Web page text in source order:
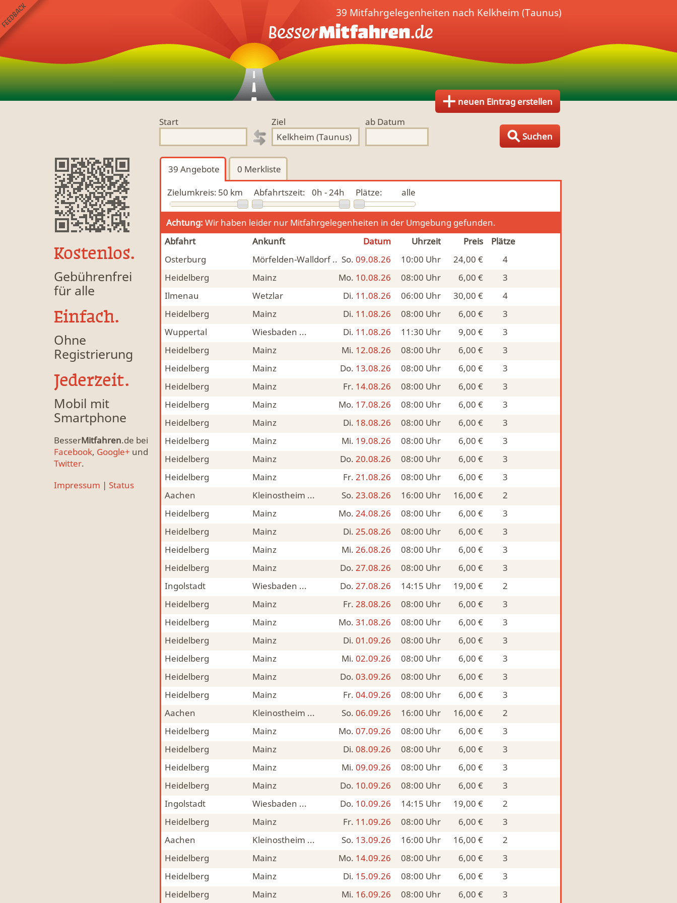
neuen Eintrag erstellen
Start
Ziel
ab Datum
Suchen
Kostenlos.
Gebührenfrei
für alle
Einfach.
Ohne
Registrierung
Jederzeit.
Mobil mit
Smartphone
BesserMitfahren.de bei
Facebook, Google+ und
Twitter.
Impressum | Status
39 Mitfahrgelegenheiten nach Kelkheim (Taunus)
39 Angebote 0 Merkliste
Zielumkreis: 50 km Abfahrtszeit: 0h - 24h Plätze: alle
Achtung: Wir haben leider nur Mitfahrgelegenheiten in der Umgebung gefunden.
Abfahrt
Ankunft Datum Uhrzeit Preis
Plätze
Osterburg
Mörfelden-Walldorf ... So. 09.08.26 10:00 Uhr 24,00 € 4
Mitfahrgelegenheit & Fahrgemeinschaft
MFG
Heidelberg
Mainz Mo. 10.08.26 08:00 Uhr 6,00 € 3
Mitfahrgelegenheit & Fahrgemeinschaft
MFG
Ilmenau
Wetzlar Di. 11.08.26 06:00 Uhr 30,00 € 4
Mitfahrgelegenheit & Fahrgemeinschaft
MFG
Heidelberg
Mainz Di. 11.08.26 08:00 Uhr 6,00 € 3
Mitfahrgelegenheit & Fahrgemeinschaft
MFG
Wuppertal
Wiesbaden ... Di. 11.08.26 11:30 Uhr 9,00 € 3
Mitfahrgelegenheit & Fahrgemeinschaft
MFG
Heidelberg
Mainz Mi. 12.08.26 08:00 Uhr 6,00 € 3
Mitfahrgelegenheit & Fahrgemeinschaft
MFG
Heidelberg
Mainz Do. 13.08.26 08:00 Uhr 6,00 € 3
Mitfahrgelegenheit & Fahrgemeinschaft
Heidelberg
Mainz Fr. 14.08.26 08:00 Uhr 6,00 € 3
Mitfahrgelegenheit & Fahrgemeinschaft
MFG
Heidelberg
Mainz Mo. 17.08.26 08:00 Uhr 6,00 € 3
Mitfahrgelegenheit & Fahrgemeinschaft
MFG
Heidelberg
Mainz Di. 18.08.26 08:00 Uhr 6,00 € 3
Mitfahrgelegenheit & Fahrgemeinschaft
MFG
Heidelberg
Mainz Mi. 19.08.26 08:00 Uhr 6,00 € 3
Mitfahrgelegenheit & Fahrgemeinschaft
MFG
Heidelberg
Mainz Do. 20.08.26 08:00 Uhr 6,00 € 3
Mitfahrgelegenheit & Fahrgemeinschaft
MFG
Heidelberg
Mainz Fr. 21.08.26 08:00 Uhr 6,00 € 3
Mitfahrgelegenheit & Fahrgemeinschaft
Aachen
Kleinostheim ... So. 23.08.26 16:00 Uhr 16,00 € 2
Mitfahrgelegenheit & Fahrgemeinschaft
Heidelberg
Mainz Mo. 24.08.26 08:00 Uhr 6,00 € 3
Mitfahrgelegenheit & Fahrgemeinschaft
Heidelberg
Mainz Di. 25.08.26 08:00 Uhr 6,00 € 3
Mitfahrgelegenheit & Fahrgemeinschaft
Heidelberg
Mainz Mi. 26.08.26 08:00 Uhr 6,00 € 3
Mitfahrgelegenheit & Fahrgemeinschaft
Heidelberg
Mainz Do. 27.08.26 08:00 Uhr 6,00 € 3
Mitfahrgelegenheit & Fahrgemeinschaft
Ingolstadt
Wiesbaden ... Do. 27.08.26 14:15 Uhr 19,00 € 2
Mitfahrgelegenheit & Fahrgemeinschaft
Heidelberg
Mainz Fr. 28.08.26 08:00 Uhr 6,00 € 3
Mitfahrgelegenheit & Fahrgemeinschaft
Heidelberg
Mainz Mo. 31.08.26 08:00 Uhr 6,00 € 3
Mitfahrgelegenheit & Fahrgemeinschaft
Heidelberg
Mainz Di. 01.09.26 08:00 Uhr 6,00 € 3
Mitfahrgelegenheit & Fahrgemeinschaft
Heidelberg
Mainz Mi. 02.09.26 08:00 Uhr 6,00 € 3
Mitfahrgelegenheit & Fahrgemeinschaft
Heidelberg
Mainz Do. 03.09.26 08:00 Uhr 6,00 € 3
Mitfahrgelegenheit & Fahrgemeinschaft
Heidelberg
Mainz Fr. 04.09.26 08:00 Uhr 6,00 € 3
Mitfahrgelegenheit & Fahrgemeinschaft
Aachen
Kleinostheim ... So. 06.09.26 16:00 Uhr 16,00 € 2
Mitfahrgelegenheit & Fahrgemeinschaft
Heidelberg
Mainz Mo. 07.09.26 08:00 Uhr 6,00 € 3
Mitfahrgelegenheit & Fahrgemeinschaft
Heidelberg
Mainz Di. 08.09.26 08:00 Uhr 6,00 € 3
Mitfahrgelegenheit & Fahrgemeinschaft
Heidelberg
Mainz Mi. 09.09.26 08:00 Uhr 6,00 € 3
Mitfahrgelegenheit & Fahrgemeinschaft
Heidelberg
Mainz Do. 10.09.26 08:00 Uhr 6,00 € 3
Mitfahrgelegenheit & Fahrgemeinschaft
Ingolstadt
Wiesbaden ... Do. 10.09.26 14:15 Uhr 19,00 € 2
Mitfahrgelegenheit & Fahrgemeinschaft
Heidelberg
Mainz Fr. 11.09.26 08:00 Uhr 6,00 € 3
Mitfahrgelegenheit & Fahrgemeinschaft
Aachen
Kleinostheim ... So. 13.09.26 16:00 Uhr 16,00 € 2
Mitfahrgelegenheit & Fahrgemeinschaft
Heidelberg
Mainz Mo. 14.09.26 08:00 Uhr 6,00 € 3
Mitfahrgelegenheit & Fahrgemeinschaft
Heidelberg
Mainz Di. 15.09.26 08:00 Uhr 6,00 € 3
Mitfahrgelegenheit & Fahrgemeinschaft
Heidelberg
Mainz Mi. 16.09.26 08:00 Uhr 6,00 € 3
Mitfahrgelegenheit & Fahrgemeinschaft